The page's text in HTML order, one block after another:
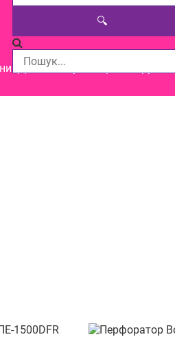
🔍
Допомога у виборі товару